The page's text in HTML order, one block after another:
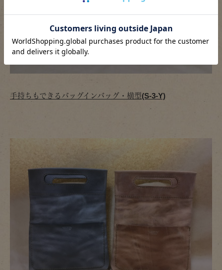
手持ちもできるバッグインバッグ・横型(S-3-Y)